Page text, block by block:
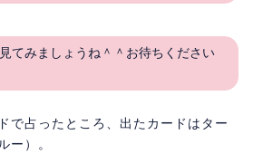
てみましょうね＾＾お待ちください
で占ったところ、出たカードはター
ー）。